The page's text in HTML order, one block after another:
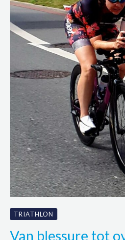
TRIATHLON
Van blessure tot